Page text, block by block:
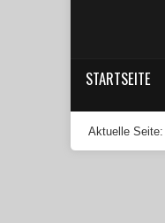
STARTSEITE
Aktuelle Seite: